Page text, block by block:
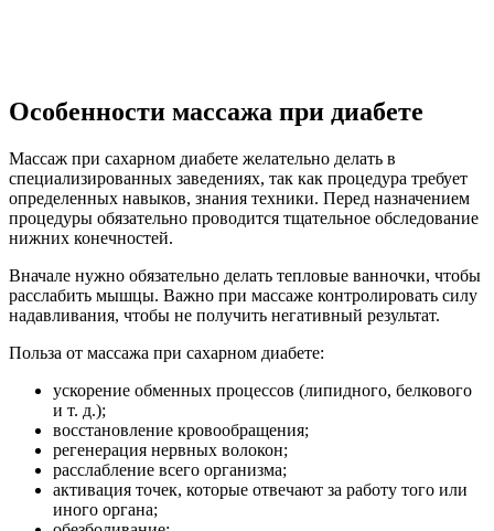
Особенности массажа при диабете
Массаж при сахарном диабете желательно делать в
специализированных заведениях, так как процедура требует
определенных навыков, знания техники. Перед назначением
процедуры обязательно проводится тщательное обследование
нижних конечностей.
Вначале нужно обязательно делать тепловые ванночки, чтобы
расслабить мышцы. Важно при массаже контролировать силу
надавливания, чтобы не получить негативный результат.
Польза от массажа при сахарном диабете:
ускорение обменных процессов (липидного, белкового
и т. д.);
восстановление кровообращения;
регенерация нервных волокон;
расслабление всего организма;
активация точек, которые отвечают за работу того или
иного органа;